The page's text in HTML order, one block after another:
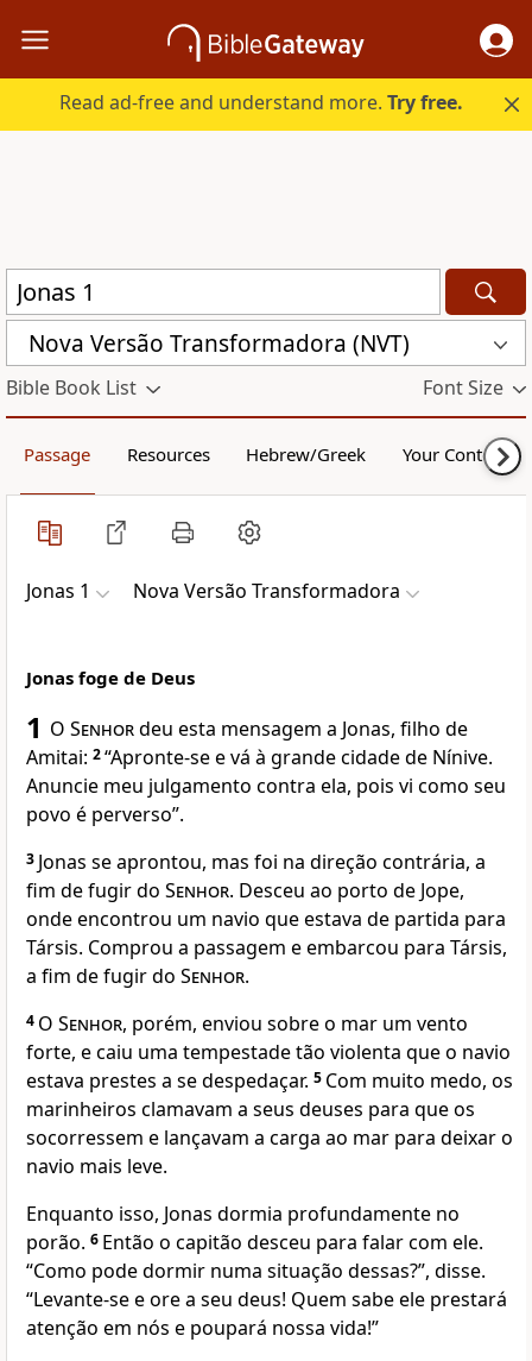
Read ad-free and understand more.Try free.
Nova Versão Transformadora (NVT)
Bible Book List Font Size
Passage Resources Hebrew/Greek Your Content
Jonas 1 Nova Versão Transformadora
Jonas foge de Deus
1 O Senhordeu esta mensagem a Jonas, filho de
Amitai: 2“Apronte-se e vá à grande cidade de Nínive.
Anuncie meu julgamento contra ela, pois vi como seu
povo é perverso”.
3 Jonas se aprontou, mas foi na direção contrária, a
fim de fugir do Senhor. Desceu ao porto de Jope,
onde encontrou um navio que estava de partida para
Társis. Comprou a passagem e embarcou para Társis,
a fim de fugir do Senhor.
4 O Senhor, porém, enviou sobre o mar um vento
forte, e caiu uma tempestade tão violenta que o navio
estava prestes a se despedaçar. 5 Com muito medo, os
marinheiros clamavam a seus deuses para que os
socorressem e lançavam a carga ao mar para deixar o
navio mais leve.
Enquanto isso, Jonas dormia profundamente no
porão. 6 Então o capitão desceu para falar com ele.
“Como pode dormir numa situação dessas?”, disse.
“Levante-se e ore a seu deus! Quem sabe ele prestará
atenção em nós e poupará nossa vida!”